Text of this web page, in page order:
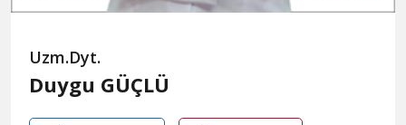
Uzm.Dyt.
Duygu GÜÇLÜ